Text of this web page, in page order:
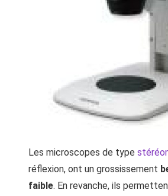
Les microscopes de type
réflexion, ont un grossissement
faible. En revanche, ils